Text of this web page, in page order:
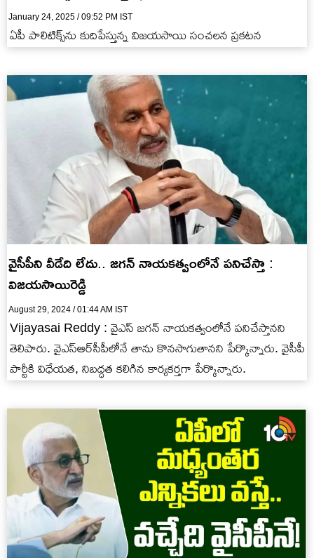
January 24, 2025 / 09:52 PM IST
ఏపీ పాలిటిక్స్‌ను కుదిపేస్తున్న విజయసాయి సంచలన ప్రకటన
వైసీపీని వీడేది లేదు.. జగన్ నాయకత్వంలోనే పనిచేస్తా :
విజయసాయిరెడ్డి
August 29, 2024 / 01:44 AM IST
Vijayasai Reddy : వైఎస్ జగన్ నాయకత్వంలోనే పనిచేస్తానని
తెలిపారు. వైఎస్ఆర్‌సీపీలోనే తాను కొనసాగుతానని పేర్కొన్నారు. వైసీపీ
పార్టీకి విధేయత, నిబద్ధత కలిగిన కార్యకర్తగా పేర్కొన్నారు.